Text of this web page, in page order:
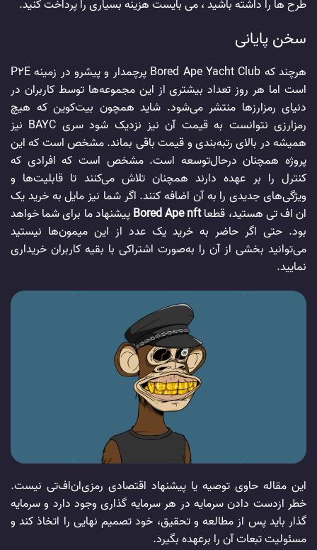
طرح ها را داشته باشید ، می بایست هزینه بسیاری را پرداخت کنید.
سخن پایانی
هرچند که Bored Ape Yacht Club پرچمدار و پیشرو در زمینه P2E
است اما هر روز تعداد بیشتری از این مجموعه‌ها توسط کاربران در
دنیای رمزارزها منتشر می‌شود. شاید همچون بیت‌کوین که هیچ
رمزارزی نتوانست به قیمت آن نیز نزدیک شود سری BAYC نیز
همیشه در بالای رتبه‌بندی و قیمت باقی بماند. مشخص است که این
پروژه همچنان درحال‌توسعه است. مشخص است که افرادی که
کنترل را بر عهده دارند همچنان تلاش می‌کنند تا قابلیت‌ها و
ویژگی‌های جدیدی را به آن اضافه کنند. اگر شما نیز مایل به خرید یک
ان اف تی هستید، قطعاBored Ape nftپیشنهاد ما برای شما خواهد
بود. حتی اگر حاضر به خرید یک عدد از این میمون‌ها نیستید
می‌توانید بخشی از آن را به‌صورت اشتراکی با بقیه کاربران خریداری
نمایید.
این مقاله حاوی توصیه یا پیشنهاد اقتصادی رمزی‌ان‌اف‌‌تی نیست.
خطر از‌دست دادن سرمایه در هر سرمایه گذاری وجود دارد و سرمایه
گذار باید پس از مطالعه و تحقیق، خود تصمیم نهایی را اتخاذ کند و
مسئولیت تبعات آن را بر‌عهده بگیرد.